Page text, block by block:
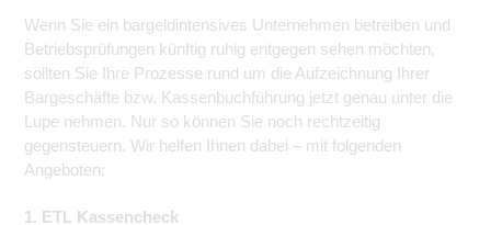
Wenn Sie ein bargeldintensives Unternehmen betreiben und
Betriebsprüfungen künftig ruhig entgegen sehen möchten,
sollten Sie Ihre Prozesse rund um die Aufzeichnung Ihrer
Bargeschäfte bzw. Kassenbuchführung jetzt genau unter die
Lupe nehmen. Nur so können Sie noch rechtzeitig
gegensteuern. Wir helfen Ihnen dabei – mit folgenden
Angeboten:
1. ETL Kassencheck